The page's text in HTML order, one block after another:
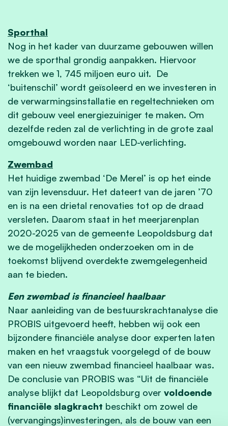
Sporthal
Nog in het kader van duurzame gebouwen willen
we de sporthal grondig aanpakken. Hiervoor
trekken we 1, 745 miljoen euro uit. De
‘buitenschil’ wordt geïsoleerd en we investeren in
de verwarmingsinstallatie en regeltechnieken om
dit gebouw veel energiezuiniger te maken. Om
dezelfde reden zal de verlichting in de grote zaal
omgebouwd worden naar LED-verlichting.
Zwembad
Het huidige zwembad ‘De Merel’ is op het einde
van zijn levensduur. Het dateert van de jaren ’70
en is na een drietal renovaties tot op de draad
versleten. Daarom staat in het meerjarenplan
2020-2025 van de gemeente Leopoldsburg dat
we de mogelijkheden onderzoeken om in de
toekomst blijvend overdekte zwemgelegenheid
aan te bieden.
Een zwembad is financieel haalbaar
Naar aanleiding van de bestuurskrachtanalyse die
PROBIS uitgevoerd heeft, hebben wij ook een
bijzondere financiële analyse door experten laten
maken en het vraagstuk voorgelegd of de bouw
van een nieuw zwembad financieel haalbaar was.
De conclusie van PROBIS was “Uit de financiële
analyse blijkt dat Leopoldsburg over voldoende
financiële slagkracht beschikt om zowel de
(vervangings)investeringen, als de bouw van een